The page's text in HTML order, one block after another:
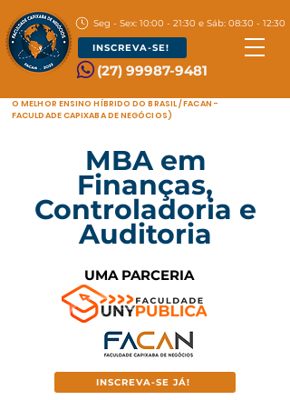
Seg - Sex: 10:00 - 21:30 e Sáb: 08:30 - 12:30
INSCREVA-SE!
(27) 99987-9481
O MELHOR ENSINO HÍBRIDO DO BRASIL / FACAN -
FACULDADE CAPIXABA DE NEGÓCIOS)
MBA em
Finanças,
Controladoria e
Auditoria
UMA PARCERIA
INSCREVA-SE JÁ!